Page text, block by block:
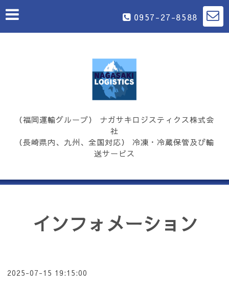
0957-27-8588
（福岡運輸グループ） ナガサキロジスティクス株式会
社
（長崎県内、九州、全国対応） 冷凍・冷蔵保管及び輸
送サービス
インフォメーション
2025-07-15 19:15:00